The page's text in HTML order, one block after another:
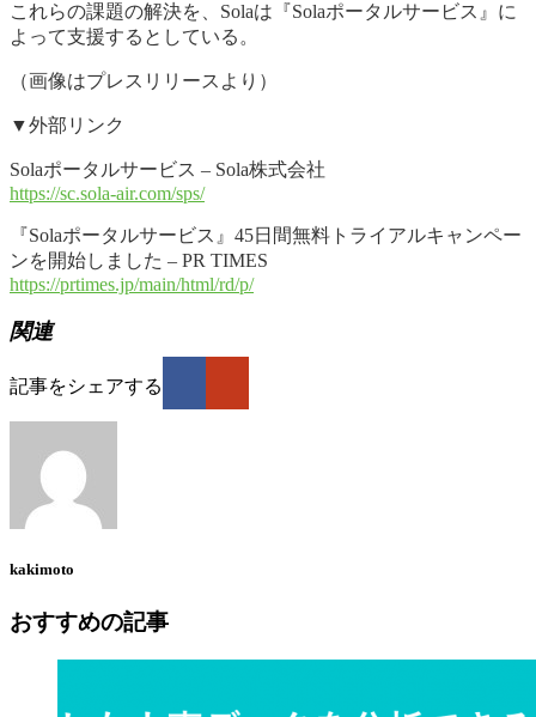
これらの課題の解決を、Solaは『Solaポータルサービス』に
よって支援するとしている。
（画像はプレスリリースより）
▼外部リンク
Solaポータルサービス – Sola株式会社
https://sc.sola-air.com/sps/
『Solaポータルサービス』45日間無料トライアルキャンペー
ンを開始しました – PR TIMES
https://prtimes.jp/main/html/rd/p/
関連
記事をシェアする
kakimoto
おすすめの記事